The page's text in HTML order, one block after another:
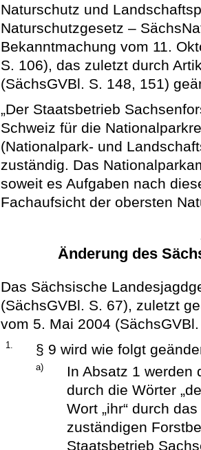
Naturschutz und
Naturschutzgesetz –
Bekanntmachung vom 11.
S. 106), das zuletzt durch
(SächsGVBl. S. 148, 151)
„Der Staatsbetrieb
Schweiz für die
(Nationalpark- und
zuständig. Das
soweit es Aufgaben nach
Fachaufsicht der obersten
Änderung des
Das Sächsische
(SächsGVBl. S. 67), zuletzt
vom 5. Mai 2004
1. § 9 wird wie folgt
a)
In Absatz 1 werden
durch die Wörter
Wort „ihr“ durch
zuständigen
Staatsbetrieb